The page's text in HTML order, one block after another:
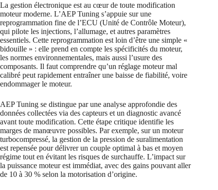
La gestion électronique est au cœur de toute modification
moteur moderne. L’AEP Tuning s’appuie sur une
reprogrammation fine de l’ECU (Unité de Contrôle Moteur),
qui pilote les injections, l’allumage, et autres paramètres
essentiels. Cette reprogrammation est loin d’être une simple «
bidouille » : elle prend en compte les spécificités du moteur,
les normes environnementales, mais aussi l’usure des
composants. Il faut comprendre qu’un réglage moteur mal
calibré peut rapidement entraîner une baisse de fiabilité, voire
endommager le moteur.
AEP Tuning se distingue par une analyse approfondie des
données collectées via des capteurs et un diagnostic avancé
avant toute modification. Cette étape critique identifie les
marges de manœuvre possibles. Par exemple, sur un moteur
turbocompressé, la gestion de la pression de suralimentation
est repensée pour délivrer un couple optimal à bas et moyen
régime tout en évitant les risques de surchauffe. L’impact sur
la puissance moteur est immédiat, avec des gains pouvant aller
de 10 à 30 % selon la motorisation d’origine.